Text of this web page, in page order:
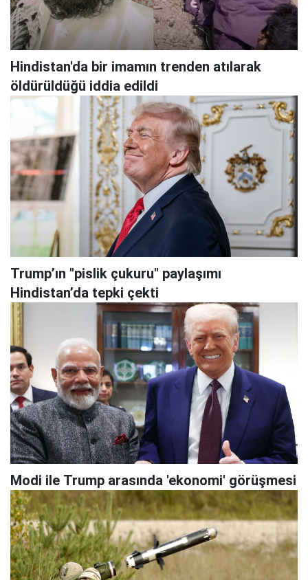
Hindistan'da bir imamın trenden atılarak
öldürüldüğü iddia edildi
Trump’ın "pislik çukuru" paylaşımı
Hindistan’da tepki çekti
Modi ile Trump arasında 'ekonomi' görüşmesi